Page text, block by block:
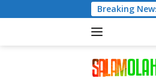
ke
Breaking
Advokat M. Sholeh Tutup